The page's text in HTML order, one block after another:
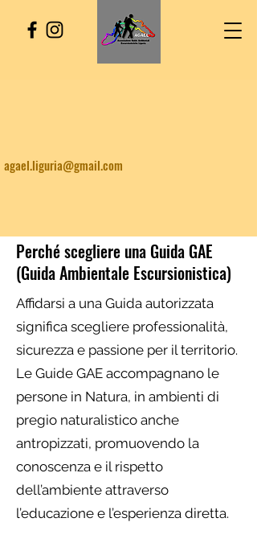
agael.liguria@gmail.com
Perché scegliere una Guida GAE
(Guida Ambientale Escursionistica)
Affidarsi a una Guida autorizzata
significa scegliere professionalità,
sicurezza e passione per il territorio.
Le Guide GAE accompagnano le
persone in Natura, in ambienti di
pregio naturalistico anche
antropizzati, promuovendo la
conoscenza e il rispetto
dell’ambiente attraverso
l’educazione e l’esperienza diretta.